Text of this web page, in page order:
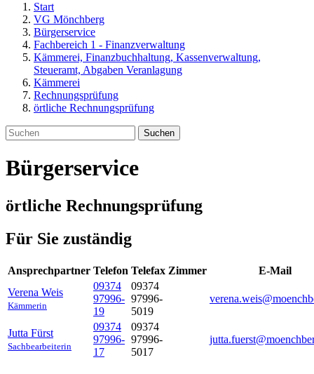
Start
VG Mönchberg
Bürgerservice
Fachbereich 1 - Finanzverwaltung
Kämmerei, Finanzbuchhaltung, Kassenverwaltung,
Steueramt, Abgaben Veranlagung
Kämmerei
Rechnungsprüfung
örtliche Rechnungsprüfung
Suchen
Bürgerservice
örtliche Rechnungsprüfung
Für Sie zuständig
Ansprechpartner Telefon Telefax Zimmer
E-Mail
Verena Weis
Kämmerin
09374
97996-
19
09374
97996-
5019
Jutta Fürst
Sachbearbeiterin
09374
97996-
17
09374
97996-
5017